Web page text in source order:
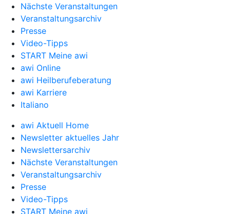
Nächste Veranstaltungen
Veranstaltungsarchiv
Presse
Video-Tipps
START Meine awi
awi Online
awi Heilberufeberatung
awi Karriere
Italiano
awi Aktuell Home
Newsletter aktuelles Jahr
Newslettersarchiv
Nächste Veranstaltungen
Veranstaltungsarchiv
Presse
Video-Tipps
START Meine awi